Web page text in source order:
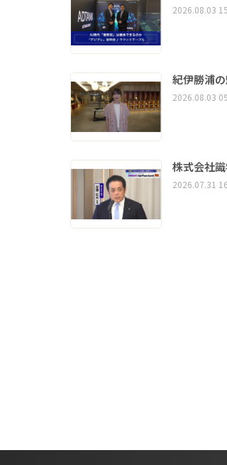
2026.08.03
紀伊勝浦
2026.08.03
株式会社
2026.07.31